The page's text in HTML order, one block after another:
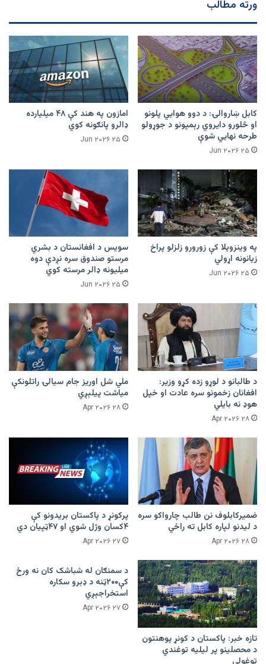
لوبډلې
د
لوبغاړو
غبرګونونه
راپارولي
ورته مطالب
کابل ښاروالۍ: د دوو هوايي پلونو
او څلورو دایروي رېمپونو د جوړولو
طرحه نهایي شوې
۲۵ Jun ۲۰۲۶
امازون په هند کې ۴۸ میلیارده
ډالرو پانګونه کوي
۲۵ Jun ۲۰۲۶
په وینزویلا کې زورورو زلزلو پراخ
زیانونه اړولي
۲۵ Jun ۲۰۲۶
سویس د افغانستان د بشري
مرستو صندوق سره نږدې دوه
میلیونه ډالر مرسته کوي
۲۵ Jun ۲۰۲۶
د طالبانو د لوړو زده کړو وزیر:
افغانان زخمونو سره عادت او خپل
هوډ نه بایلي
۲۸ Apr ۲۰۲۶
ملي شل اوریز جام سیالۍ راتلونکې
میاشت پیلېږي
۲۸ Apr ۲۰۲۶
ضمیرکابلوف نن طالب چارواکو سره
د لیدنو لپاره کابل ته راځي
۲۸ Apr ۲۰۲۶
پرکونړ د پاکستان بریدونو کې
۴کسان وژل شوي او ۴۷ټپیان دي
۲۷ Apr ۲۰۲۶
تازه خبر: پاکستان د کونړ پوهنتون
د محصلینو پر لیلیه توغندي
د سمنګان له شباشک کان نه ورځ
کې۲۰۰ټنه د ډبرو سکاره
استخراجېږي
۲۷ Apr ۲۰۲۶